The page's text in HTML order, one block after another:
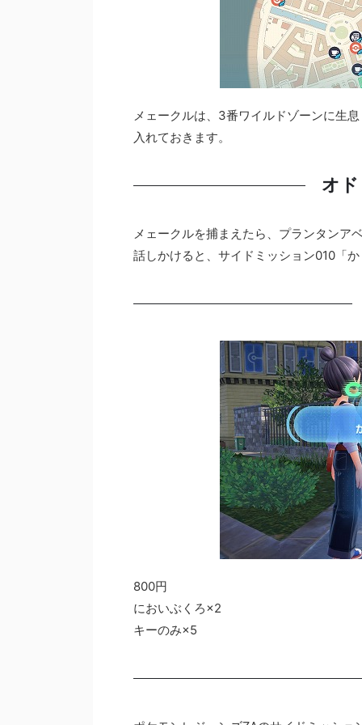
メェークルは、3番ワイルドゾーンに生
入れておきます。
オ
メェークルを捕まえたら、プランタンア
話しかけると、サイドミッション010「
800円
においぶくろ×2
キーのみ×5